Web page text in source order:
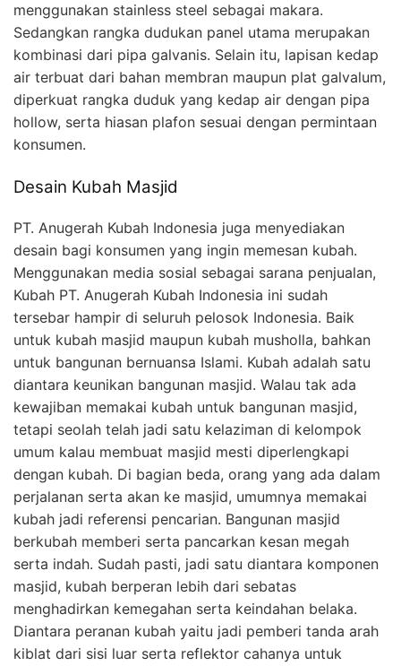
menggunakan stainless steel sebagai makara.
Sedangkan rangka dudukan panel utama merupakan
kombinasi dari pipa galvanis. Selain itu, lapisan kedap
air terbuat dari bahan membran maupun plat galvalum,
diperkuat rangka duduk yang kedap air dengan pipa
hollow, serta hiasan plafon sesuai dengan permintaan
konsumen.
Desain Kubah Masjid
PT. Anugerah Kubah Indonesia juga menyediakan
desain bagi konsumen yang ingin memesan kubah.
Menggunakan media sosial sebagai sarana penjualan,
Kubah PT. Anugerah Kubah Indonesia ini sudah
tersebar hampir di seluruh pelosok Indonesia. Baik
untuk kubah masjid maupun kubah musholla, bahkan
untuk bangunan bernuansa Islami. Kubah adalah satu
diantara keunikan bangunan masjid. Walau tak ada
kewajiban memakai kubah untuk bangunan masjid,
tetapi seolah telah jadi satu kelaziman di kelompok
umum kalau membuat masjid mesti diperlengkapi
dengan kubah. Di bagian beda, orang yang ada dalam
perjalanan serta akan ke masjid, umumnya memakai
kubah jadi referensi pencarian. Bangunan masjid
berkubah memberi serta pancarkan kesan megah
serta indah. Sudah pasti, jadi satu diantara komponen
masjid, kubah berperan lebih dari sebatas
menghadirkan kemegahan serta keindahan belaka.
Diantara peranan kubah yaitu jadi pemberi tanda arah
kiblat dari sisi luar serta reflektor cahanya untuk